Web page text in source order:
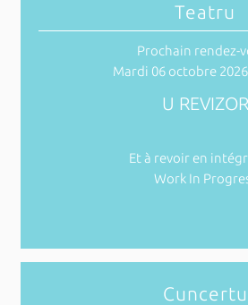
Teatru
Prochain rendez-
Mardi 06 octobre
U REVIZOR
Et à revoir en
Work In
Cuncertu